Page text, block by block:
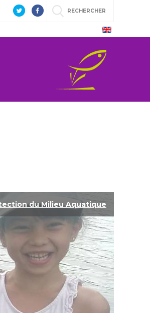
RECHERCHER
du Milieu Aquatique